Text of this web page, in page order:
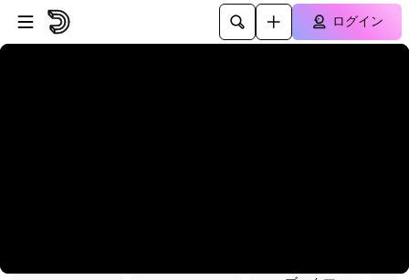
プレイヤーにスキップ
メインコンテンツにスキップ
ログイン